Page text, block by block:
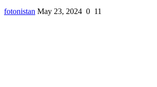
fotonistan May 23, 2024 0 11